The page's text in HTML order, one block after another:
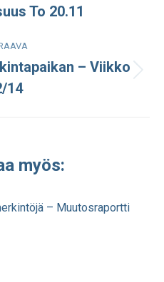
julkaisu:To 20.11
Seuraava
julkaisu:
– Viikko
14
myös:
– Muutosraportti